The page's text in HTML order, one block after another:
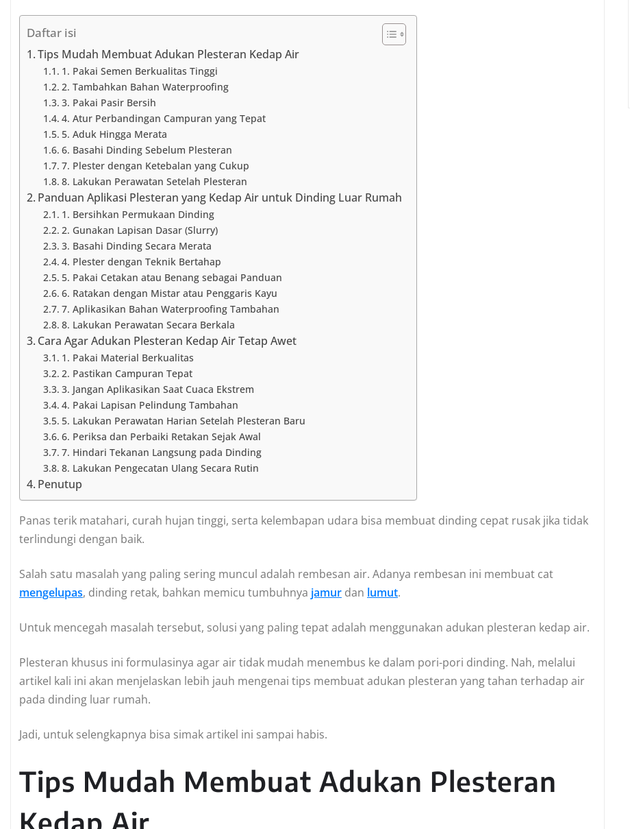
Daftar isi
Tips Mudah Membuat Adukan Plesteran Kedap Air
1. Pakai Semen Berkualitas Tinggi
2. Tambahkan Bahan Waterproofing
3. Pakai Pasir Bersih
4. Atur Perbandingan Campuran yang Tepat
5. Aduk Hingga Merata
6. Basahi Dinding Sebelum Plesteran
7. Plester dengan Ketebalan yang Cukup
8. Lakukan Perawatan Setelah Plesteran
Panduan Aplikasi Plesteran yang Kedap Air untuk Dinding Luar Rumah
1. Bersihkan Permukaan Dinding
2. Gunakan Lapisan Dasar (Slurry)
3. Basahi Dinding Secara Merata
4. Plester dengan Teknik Bertahap
5. Pakai Cetakan atau Benang sebagai Panduan
6. Ratakan dengan Mistar atau Penggaris Kayu
7. Aplikasikan Bahan Waterproofing Tambahan
8. Lakukan Perawatan Secara Berkala
Cara Agar Adukan Plesteran Kedap Air Tetap Awet
1. Pakai Material Berkualitas
2. Pastikan Campuran Tepat
3. Jangan Aplikasikan Saat Cuaca Ekstrem
4. Pakai Lapisan Pelindung Tambahan
5. Lakukan Perawatan Harian Setelah Plesteran Baru
6. Periksa dan Perbaiki Retakan Sejak Awal
7. Hindari Tekanan Langsung pada Dinding
8. Lakukan Pengecatan Ulang Secara Rutin
Penutup
Panas terik matahari, curah hujan tinggi, serta kelembapan udara bisa membuat dinding cepat rusak jika tidak
terlindungi dengan baik.
Salah satu masalah yang paling sering muncul adalah rembesan air. Adanya rembesan ini membuat cat
mengelupas, dinding retak, bahkan memicu tumbuhnya jamur dan lumut.
Untuk mencegah masalah tersebut, solusi yang paling tepat adalah menggunakan adukan plesteran kedap air.
Plesteran khusus ini formulasinya agar air tidak mudah menembus ke dalam pori-pori dinding. Nah, melalui
artikel kali ini akan menjelaskan lebih jauh mengenai tips membuat adukan plesteran yang tahan terhadap air
pada dinding luar rumah.
Jadi, untuk selengkapnya bisa simak artikel ini sampai habis.
Tips Mudah Membuat Adukan Plesteran